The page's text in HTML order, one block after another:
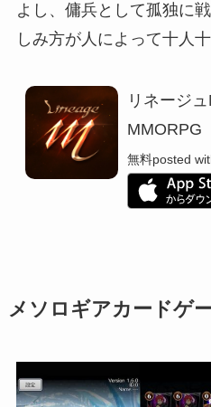
よし、傭兵として孤独に
しみ方が人によって十人
リネージ
MMORPG
無料posted
メソロギアカードゲ